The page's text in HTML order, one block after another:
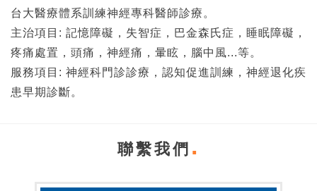
台大醫療體系訓練神經專科醫師診療。
主治項目: 記憶障礙，失智症，巴金森氏症，睡眠障礙，
疼痛處置，頭痛，神經痛，暈眩，腦中風...等。
服務項目: 神經科門診診療，認知促進訓練，神經退化疾
患早期診斷。
聯繫我們